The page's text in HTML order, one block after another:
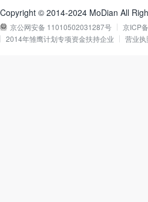
Copyright © 2014-2024 MoDian All
京公网安备 11010502031287号 京ICP
2014年雏鹰计划专项资金扶持企业
营业执